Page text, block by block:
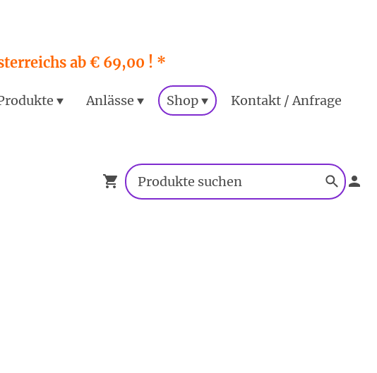
ab € 69,00 ! *
Anlässe Shop Kontakt / Anfrage